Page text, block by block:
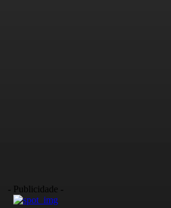
- Publicidade -